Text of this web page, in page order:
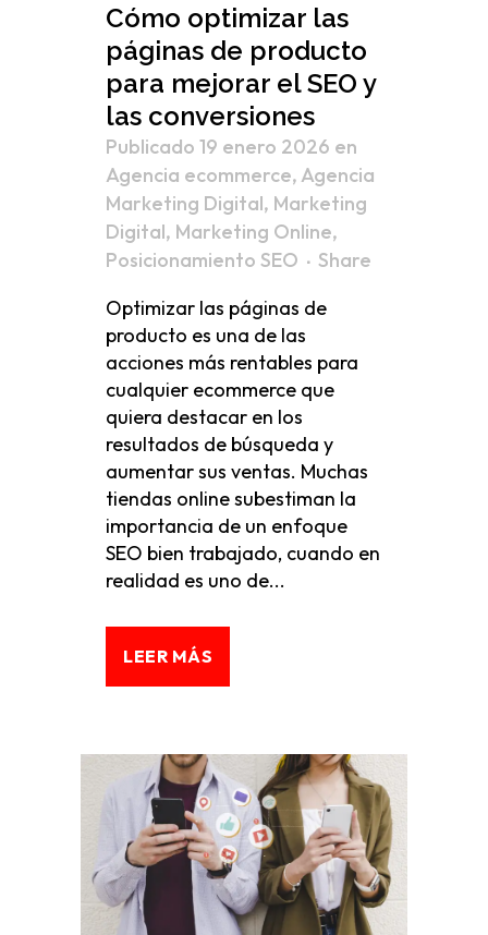
Cómo optimizar las
páginas de producto
para mejorar el SEO y
las conversiones
Publicado 19 enero 2026 en
Agencia ecommerce, Agencia
Marketing Digital, Marketing
Digital, Marketing Online,
Posicionamiento SEO
Share
Optimizar las páginas de
producto es una de las
acciones más rentables para
cualquier ecommerce que
quiera destacar en los
resultados de búsqueda y
aumentar sus ventas. Muchas
tiendas online subestiman la
importancia de un enfoque
SEO bien trabajado, cuando en
realidad es uno de...
LEER MÁS